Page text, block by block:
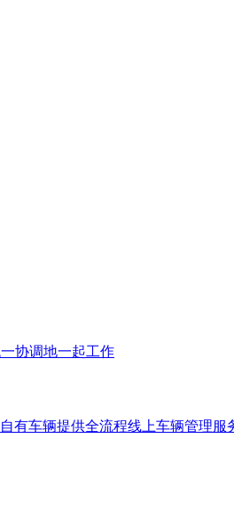
协调地一起工作
有车辆提供全流程线上车辆管理服